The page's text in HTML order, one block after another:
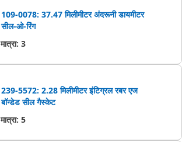
109-0078: 37.47 मिलीमीटर अंदरूनी डायमीटर
सील-ओ-रिंग
मात्रा: 3
239-5572: 2.28 मिलीमीटर इंटिग्रल रबर एज
बॉन्डेड सील गैस्केट
मात्रा: 5